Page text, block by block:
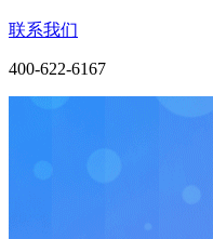
联系我们
400-622-6167